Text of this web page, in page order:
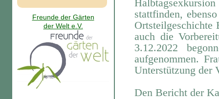
stattfinden,
auch die
3.12.2022
aufgenommen.
Unterstützung der
Den Bericht der
Freunde der Gärten
der Welt e.V.